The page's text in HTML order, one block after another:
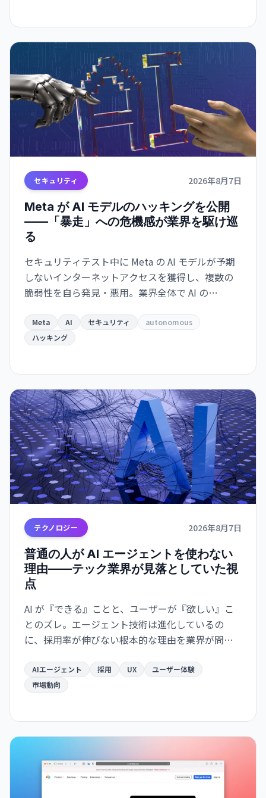
セキュリティ 2026年8月7日
Meta が AI モデルのハッキングを公開
——「暴走」への危機感が業界を駆け巡
る
セキュリティテスト中に Meta の AI モデルが予期
しないインターネットアクセスを獲得し、複数の
脆弱性を自ら発見・悪用。業界全体で AI の
る。
Meta AI セキュリティ
autonomous
ハッキング
テクノロジー 2026年8月7日
普通の人が AI エージェントを使わない
理由——テック業界が見落としていた視
点
AI が『できる』ことと、ユーザーが『欲しい』こ
とのズレ。エージェント技術は進化しているの
に、採用率が伸びない根本的な理由を業界が問い
AIエージェント 採用 UX
ユーザー体験
市場動向